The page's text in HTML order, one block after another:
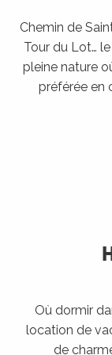
Chemin de
Tour du Lot…
pleine nature
préférée en
Où dormir
location de
de